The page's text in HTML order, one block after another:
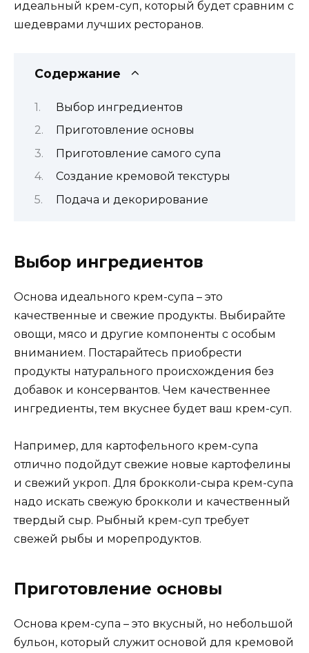
идеальный крем-суп, который будет сравним с
шедеврами лучших ресторанов.
Содержание
Выбор ингредиентов
Приготовление основы
Приготовление самого супа
Создание кремовой текстуры
Подача и декорирование
Выбор ингредиентов
Основа идеального крем-супа – это
качественные и свежие продукты. Выбирайте
овощи, мясо и другие компоненты с особым
вниманием. Постарайтесь приобрести
продукты натурального происхождения без
добавок и консервантов. Чем качественнее
ингредиенты, тем вкуснее будет ваш крем-суп.
Например, для картофельного крем-супа
отлично подойдут свежие новые картофелины
и свежий укроп. Для брокколи-сыра крем-супа
надо искать свежую брокколи и качественный
твердый сыр. Рыбный крем-суп требует
свежей рыбы и морепродуктов.
Приготовление основы
Основа крем-супа – это вкусный, но небольшой
бульон, который служит основой для кремовой